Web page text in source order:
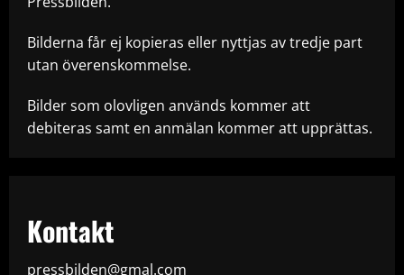
Bilderna får ej kopieras eller nyttjas av tredje part
utan överenskommelse.
Bilder som olovligen används kommer att
debiteras samt en anmälan kommer att upprättas.
Kontakt
pressbilden@gmal.com